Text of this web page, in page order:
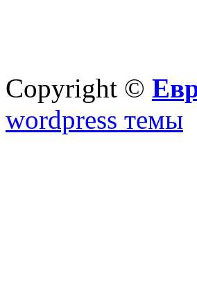
Copyright ©
wordpress темы